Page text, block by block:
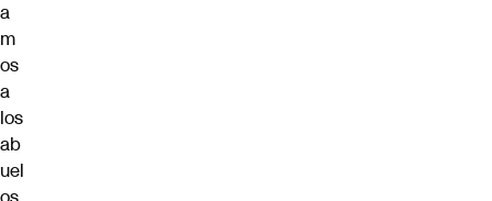
a
m
os
a
los
ab
uel